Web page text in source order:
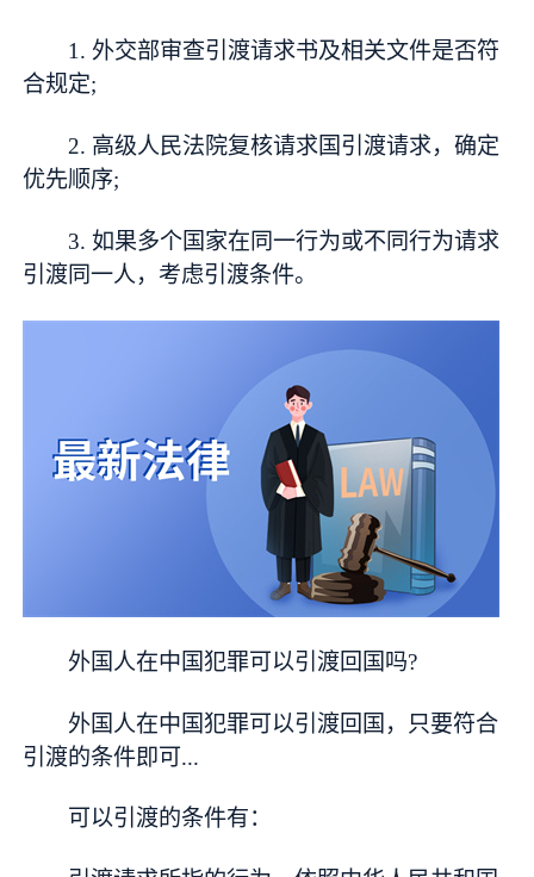
1. 外交部审查引渡请求书及相关文件是否符
合规定;
2. 高级人民法院复核请求国引渡请求，确定
优先顺序;
3. 如果多个国家在同一行为或不同行为请求
引渡同一人，考虑引渡条件。
外国人在中国犯罪可以引渡回国吗?
外国人在中国犯罪可以引渡回国，只要符合
引渡的条件即可...
可以引渡的条件有：